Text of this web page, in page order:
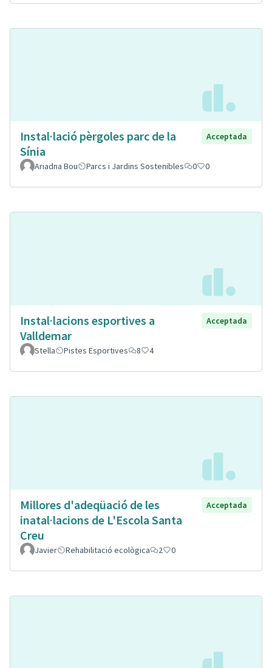
Instal·lació pèrgoles parc de la
Sínia
Acceptada
Ariadna Bou Parcs i Jardins Sostenibles 0 0
Instal·lacions esportives a
Valldemar
Acceptada
Stella Pistes Esportives 8 4
Millores d'adeqüació de les
inatal·lacions de L'Escola Santa
Creu
Acceptada
Javier Rehabilitació ecològica 2 0